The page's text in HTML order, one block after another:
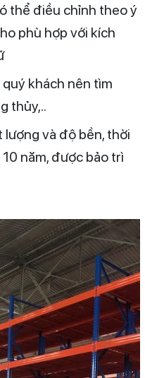
thể điều chỉnh theo ý
phù hợp với kích
khách nên tìm
thủy,..
lượng và độ bền, thời
năm, được bảo trì